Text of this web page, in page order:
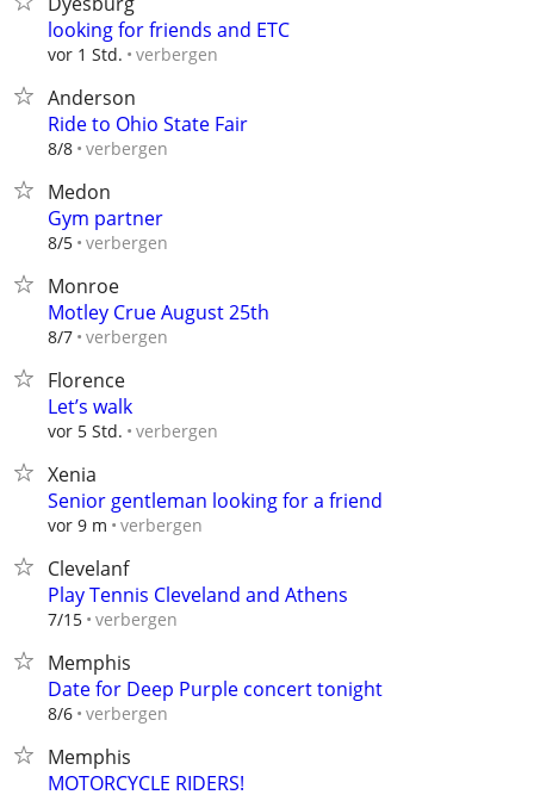
looking for friends and ETC
vor 1 Std. verbergen
Anderson
Ride to Ohio State Fair
8/8 verbergen
Medon
Gym partner
8/5 verbergen
Monroe
Motley Crue August 25th
8/7 verbergen
Florence
Let’s walk
vor 5 Std. verbergen
Xenia
Senior gentleman looking for a friend
vor 9 m verbergen
Clevelanf
Play Tennis Cleveland and Athens
7/15 verbergen
Memphis
Date for Deep Purple concert tonight
8/6 verbergen
Memphis
MOTORCYCLE RIDERS!